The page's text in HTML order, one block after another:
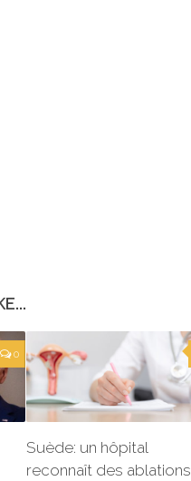
0
Suède: un hôpital
reconnaît des ablations